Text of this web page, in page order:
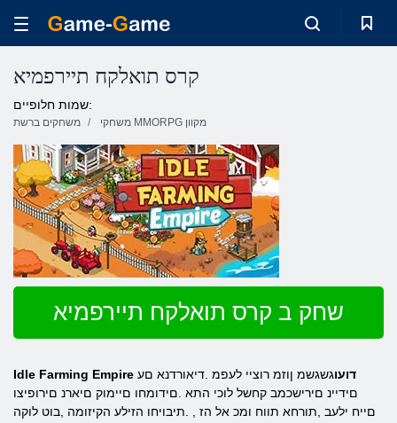
קרס תואלקח תיירפמיא
שמות חלופיים:
משחקים ברשת משחקי MMORPG מקוון
שחק ב קרס תואלקח תיירפמיא
Idle Farming Empire דועוגשגשמ ןוזמ רוציי לעפמ .דיאורדנא םע
םידיינ םירישכמב קחשל לוכי התא .םידומחו םיימוק םיארנ םירופיצו
םייח ילעב ,תורחא תווח ומכ אל הז , .תיבויחו הזילע הקיזומה ,בוט לוקה